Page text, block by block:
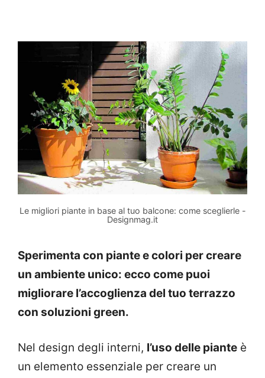
Le migliori piante in base al tuo balcone: come sceglierle -
Designmag.it
Sperimenta con piante e colori per creare
un ambiente unico: ecco come puoi
migliorare l’accoglienza del tuo terrazzo
con soluzioni green.
Nel design degli interni, l’uso delle piante è
un elemento essenziale per creare un